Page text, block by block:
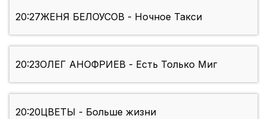
20:27ЖЕНЯ БЕЛОУСОВ - Ночное Такси
20:23ОЛЕГ АНОФРИЕВ - Есть Только Миг
20:20ЦВЕТЫ - Больше жизни